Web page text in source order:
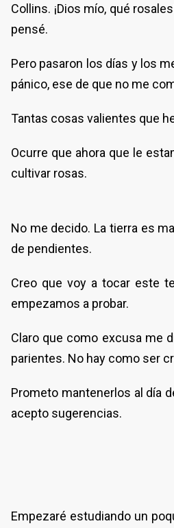
Collins. ¡Dios mío, qué
pensé.
Pero pasaron los días y los
pánico, ese de que no me
Tantas cosas valientes que
Ocurre que ahora que le
cultivar rosas.
No me decido. La tierra es
de pendientes.
Creo que voy a tocar este
empezamos a probar.
Claro que como excusa me
parientes. No hay como ser
Prometo mantenerlos al día
acepto sugerencias.
Empezaré estudiando un